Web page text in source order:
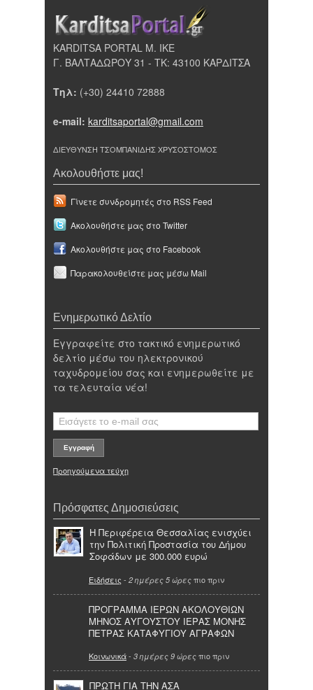
KARDITSA PORTAL Μ. ΙΚΕ
Γ. ΒΑΛΤΑΔΩΡΟΥ 31 - ΤΚ: 43100 ΚΑΡΔΙΤΣΑ
Τηλ: (+30) 24410 72888
e-mail: karditsaportal@gmail.com
ΔΙΕΥΘΥΝΣΗ ΤΣΟΜΠΑΝΙΔΗΣ ΧΡΥΣΟΣΤΟΜΟΣ
Ακολουθήστε μας!
Γίνετε συνδρομητές στο RSS Feed
Ακολουθήστε μας στο Twitter
Ακολουθήστε μας στο Facebook
Παρακολουθείστε μας μέσω Mail
Ενημερωτικό Δελτίο
Εγγραφείτε στο τακτικό ενημερωτικό
δελτίο μέσω του ηλεκτρονικού
ταχυδρομείου σας και ενημερωθείτε με
τα τελευταία νέα!
Προηγούμενα τεύχη
Πρόσφατες Δημοσιεύσεις
Η Περιφέρεια Θεσσαλίας ενισχύει
την Πολιτική Προστασία του Δήμου
Σοφάδων με 300.000 ευρώ
Ειδήσεις - 2 ημέρες 5 ώρες πιο πριν
ΠΡΟΓΡΑΜΜΑ ΙΕΡΩΝ ΑΚΟΛΟΥΘΙΩΝ
ΜΗΝΟΣ ΑΥΓΟΥΣΤΟΥ ΙΕΡΑΣ ΜΟΝΗΣ
ΠΕΤΡΑΣ ΚΑΤΑΦΥΓΙΟΥ ΑΓΡΑΦΩΝ
Κοινωνικά- 3 ημέρες 9 ώρες πιο πριν
ΠΡΩΤΗ ΓΙΑ ΤΗΝ ΑΣΑ